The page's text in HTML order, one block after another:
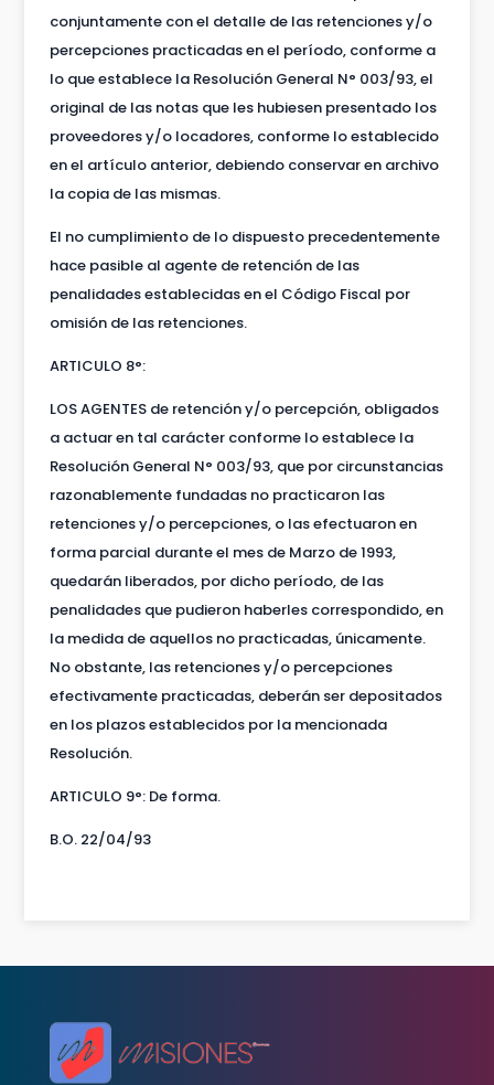
conjuntamente con el detalle de las retenciones y/o
percepciones practicadas en el período, conforme a
lo que establece la Resolución General N° 003/93, el
original de las notas que les hubiesen presentado los
proveedores y/o locadores, conforme lo establecido
en el artículo anterior, debiendo conservar en archivo
la copia de las mismas.
El no cumplimiento de lo dispuesto precedentemente
hace pasible al agente de retención de las
penalidades establecidas en el Código Fiscal por
omisión de las retenciones.
ARTICULO 8°:
LOS AGENTES de retención y/o percepción, obligados
a actuar en tal carácter conforme lo establece la
Resolución General N° 003/93, que por circunstancias
razonablemente fundadas no practicaron las
retenciones y/o percepciones, o las efectuaron en
forma parcial durante el mes de Marzo de 1993,
quedarán liberados, por dicho período, de las
penalidades que pudieron haberles correspondido, en
la medida de aquellos no practicadas, únicamente.
No obstante, las retenciones y/o percepciones
efectivamente practicadas, deberán ser depositados
en los plazos establecidos por la mencionada
Resolución.
ARTICULO 9°: De forma.
B.O. 22/04/93